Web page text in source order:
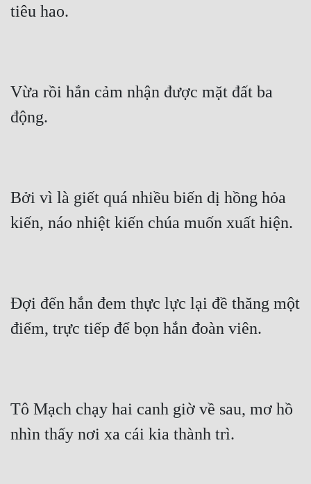
tiêu hao.
Vừa rồi hắn cảm nhận được mặt đất ba
động.
Bởi vì là giết quá nhiều biến dị hồng hỏa
kiến, náo nhiệt kiến chúa muốn xuất hiện.
Đợi đến hắn đem thực lực lại đề thăng một
điểm, trực tiếp để bọn hắn đoàn viên.
Tô Mạch chạy hai canh giờ về sau, mơ hồ
nhìn thấy nơi xa cái kia thành trì.